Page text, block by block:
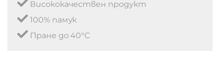
Висококачествен продукт
100% памук
Пране до 40°C